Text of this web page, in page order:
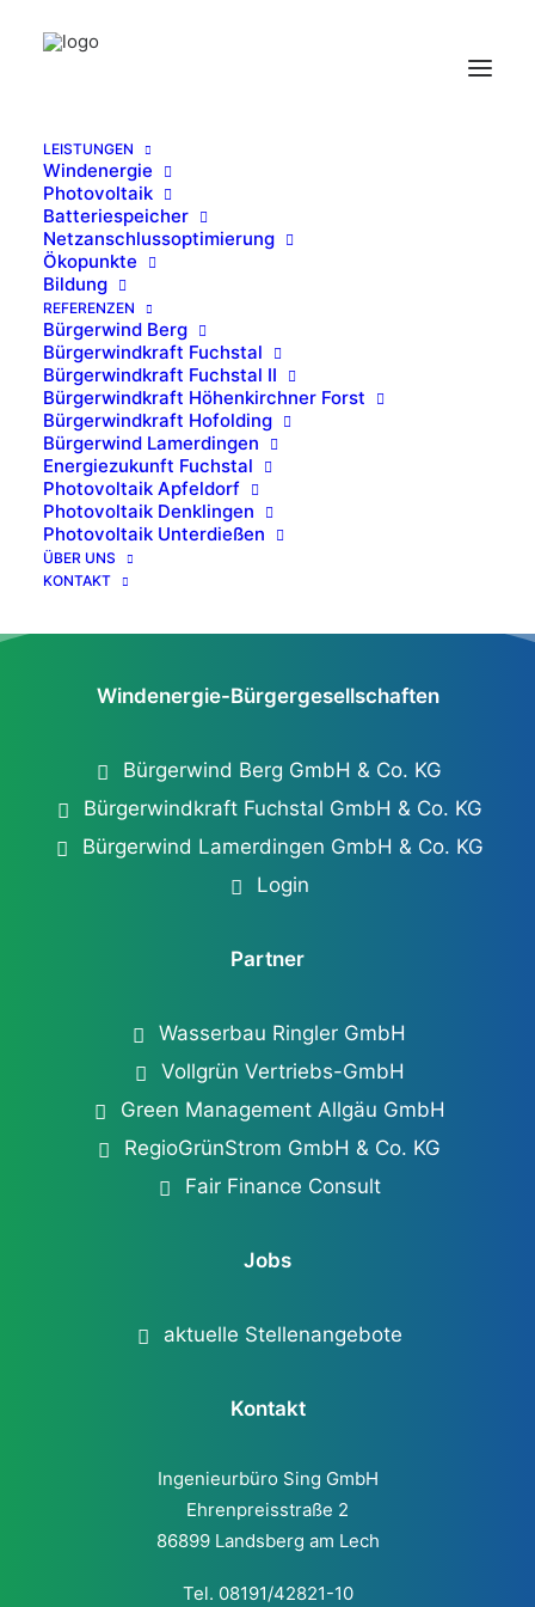
LEISTUNGEN
Windenergie
Photovoltaik
Batteriespeicher
Netzanschlussoptimierung
Ökopunkte
Bildung
REFERENZEN
Bürgerwind Berg
Bürgerwindkraft Fuchstal
Bürgerwindkraft Fuchstal II
Bürgerwindkraft Höhenkirchner Forst
Bürgerwindkraft Hofolding
Bürgerwind Lamerdingen
Energiezukunft Fuchstal
Photovoltaik Apfeldorf
Photovoltaik Denklingen
Photovoltaik Unterdießen
ÜBER UNS
KONTAKT
Home Über uns
Windenergie-Bürgergesellschaften
Bürgerwind Berg GmbH & Co. KG
Bürgerwindkraft Fuchstal GmbH & Co. KG
Bürgerwind Lamerdingen GmbH & Co. KG
Login
Partner
Wasserbau Ringler GmbH
Vollgrün Vertriebs-GmbH
Green Management Allgäu GmbH
RegioGrünStrom GmbH & Co. KG
Fair Finance Consult
Jobs
aktuelle Stellenangebote
Kontakt
Ingenieurbüro Sing GmbH
Ehrenpreisstraße 2
86899 Landsberg am Lech
Tel. 08191/42821-10